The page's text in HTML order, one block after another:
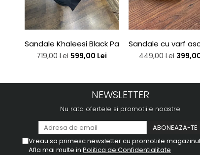
Sandale Khaleesi Black Patent
719,00 Lei599,00 Lei
Sandale cu varf
449,00 Lei
NEWSLETTER
Nu rata ofertele si promotiile noastre
Vreau sa primesc newsletter cu promotiile
Afla mai multe in Politica de Confidentialitate